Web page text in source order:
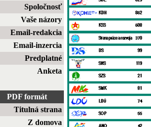
Spoločnosť
Vaše názory
Email-redakcia
Email-inzercia
Predplatné
Anketa
PDF formát
Titulná strana
Z domova